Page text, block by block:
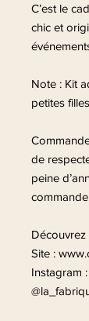
C’est le
chic et
Note : Kit
petites
de
peine
Découvrez
Site :
Instagram :